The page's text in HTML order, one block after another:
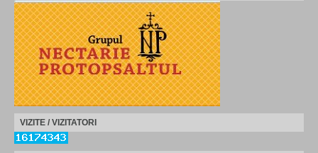
VIZITE / VIZITATORI